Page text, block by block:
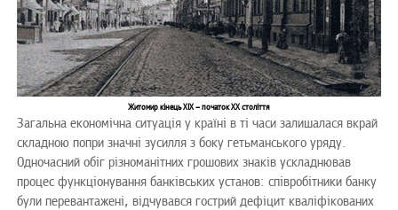
Житомир кінець ХІХ – початок ХХ століття
Загальна економічна ситуація у країні в ті часи залишалася вкрай
складною попри значні зусилля з боку гетьманського уряду.
Одночасний обіг різноманітних грошових знаків ускладнював
процес функціонування банківських установ: співробітники банку
були перевантажені, відчувався гострий дефіцит кваліфікованих